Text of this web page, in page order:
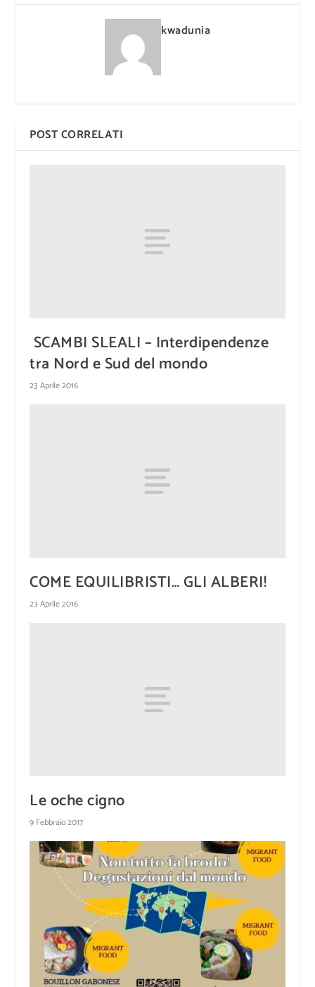
kwadunia
POST CORRELATI
SCAMBI SLEALI – Interdipendenze
tra Nord e Sud del mondo
23 Aprile 2016
COME EQUILIBRISTI… GLI ALBERI!
23 Aprile 2016
Le oche cigno
9 Febbraio 2017